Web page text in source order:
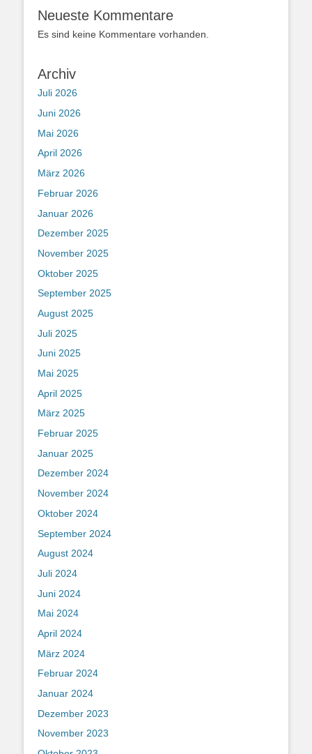
Neueste Kommentare
Es sind keine Kommentare vorhanden.
Archiv
Juli 2026
Juni 2026
Mai 2026
April 2026
März 2026
Februar 2026
Januar 2026
Dezember 2025
November 2025
Oktober 2025
September 2025
August 2025
Juli 2025
Juni 2025
Mai 2025
April 2025
März 2025
Februar 2025
Januar 2025
Dezember 2024
November 2024
Oktober 2024
September 2024
August 2024
Juli 2024
Juni 2024
Mai 2024
April 2024
März 2024
Februar 2024
Januar 2024
Dezember 2023
November 2023